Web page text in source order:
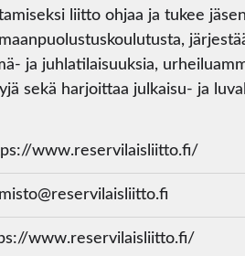
liitto ohjaa ja tukee
ja juhlatilaisuuksia,
sekä harjoittaa julkaisu- ja
www.reservilaisliitto.fi/
www.reservilaisliitto.fi/